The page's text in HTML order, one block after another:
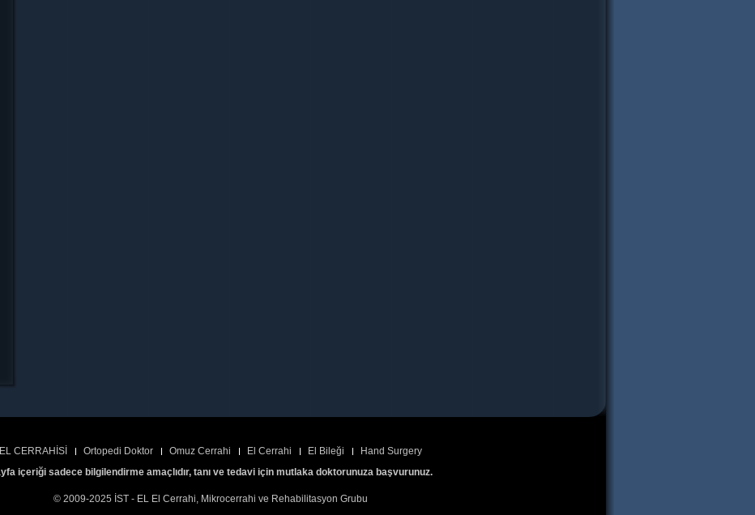
EL CERRAHİSİ Ortopedi Doktor Omuz Cerrahi El Cerrahi El Bileği
Hand Surgery
içeriği sadece bilgilendirme amaçlıdır, tanı ve tedavi için mutlaka doktorunuza başvurunuz.
© 2009-2025 İST - EL El Cerrahi, Mikrocerrahi ve Rehabilitasyon Grubu